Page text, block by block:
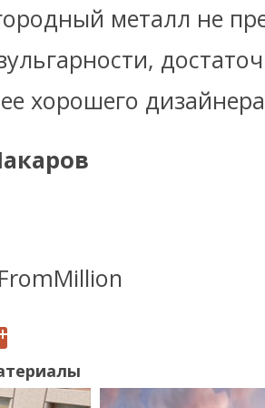
металл не
хорошего